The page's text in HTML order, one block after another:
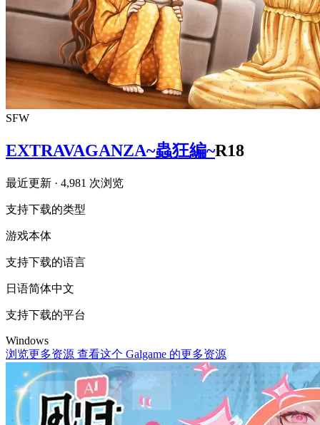
SFW
EXTRAVAGANZA~蟲狂編~R18
最近更新 · 4,981 次浏览
支持下载的类型
游戏本体
支持下载的语言
日语简体中文
支持下载的平台
Windows
浏览更多资源 查看这个 Galgame 的更多资源